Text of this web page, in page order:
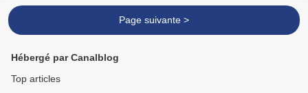
Page suivante >
Hébergé par Canalblog
Top articles